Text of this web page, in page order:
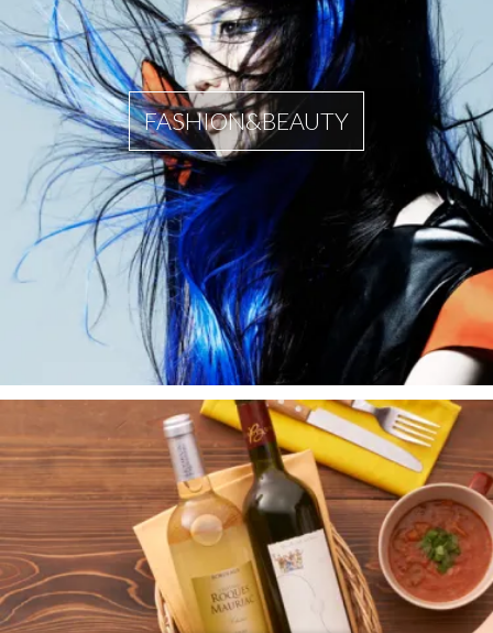
FASHION&BEAUTY